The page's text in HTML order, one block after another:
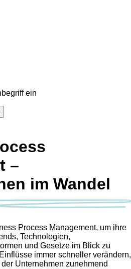
ein
–
im Wandel
Process Management, um ihre
Technologien,
und Gesetze im Blick zu
immer schneller verändern,
Unternehmen zunehmend